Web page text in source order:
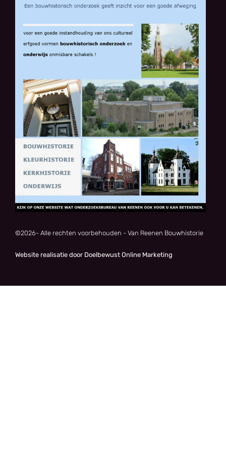
©2026- Alle rechten voorbehouden - Van Reenen Bouwhistorie
Website realisatie door Doelbewust Online Marketing